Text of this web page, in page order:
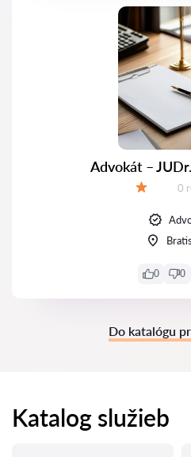
Advokát –
0
0 0
Do katalógu
Katalog služieb